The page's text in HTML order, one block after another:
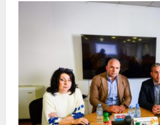
R
Y